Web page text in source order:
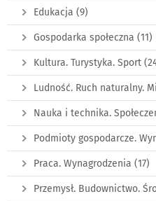
Edukacja (9)
Gospodarka społeczna (11)
Kultura. Turystyka. Sport
Ludność. Ruch naturalny.
Nauka i technika.
Podmioty gospodarcze.
Praca. Wynagrodzenia (17)
Przemysł. Budownictwo.